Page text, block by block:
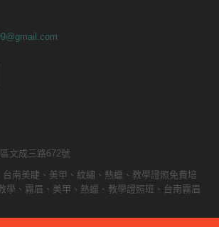
文成三路672號
台南美睫、美甲、紋繡、熱蠟、教學證照免費培
學、霧眉、美甲、熱蠟、教學證照班、台南霧眉